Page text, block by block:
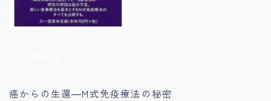
癌からの生還―M式免疫療法の秘密